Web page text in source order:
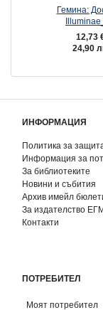
Гемина:
12,73
24,90
ИНФОРМАЦИЯ
Политика за
Информация за
За библиотеките
Новини и събития
Архив имейл
За издателство
Контакти
ПОТРЕБИТЕЛ
Моят потребител